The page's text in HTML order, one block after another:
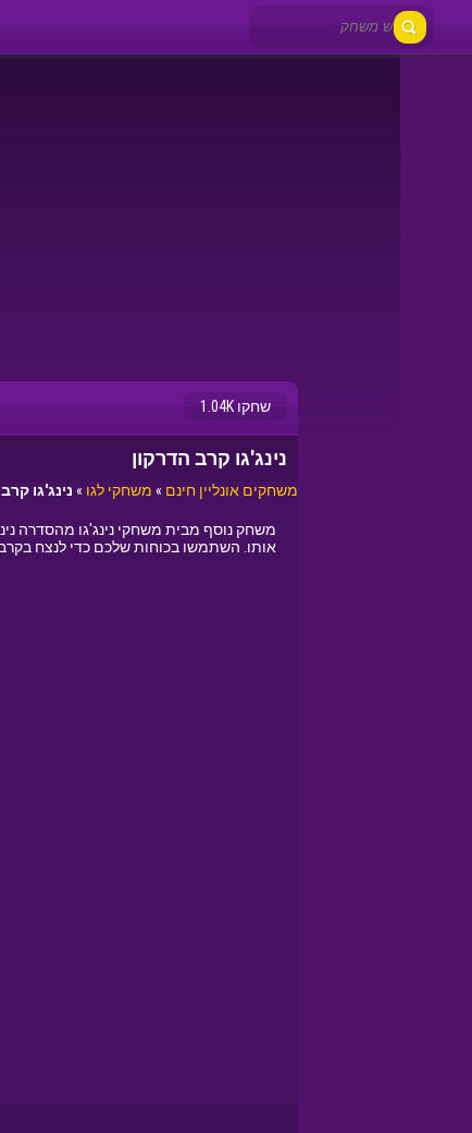
שחקו 1.04K
נינג'גו קרב הדרקון
משחקים אונליין חינם » משחקי לגו » נינג'גו
משחק נוסף מבית משחקי נינג'גו מהסדרה
אותו. השתמשו בכוחות שלכם כדי לנצח